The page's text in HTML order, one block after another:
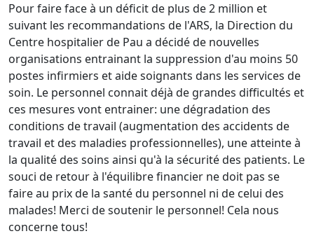
Pour faire face à un déficit de plus de 2 million et
suivant les recommandations de l'ARS, la Direction du
Centre hospitalier de Pau a décidé de nouvelles
organisations entrainant la suppression d'au moins 50
postes infirmiers et aide soignants dans les services de
soin. Le personnel connait déjà de grandes difficultés et
ces mesures vont entrainer: une dégradation des
conditions de travail (augmentation des accidents de
travail et des maladies professionnelles), une atteinte à
la qualité des soins ainsi qu'à la sécurité des patients. Le
souci de retour à l'équilibre financier ne doit pas se
faire au prix de la santé du personnel ni de celui des
malades! Merci de soutenir le personnel! Cela nous
concerne tous!